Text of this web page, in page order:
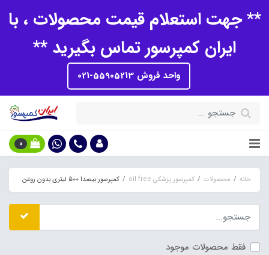
** جهت استعلام قیمت محصولات ، با
ایران کمپرسور تماس بگیرید **
واحد فروش 55905213-021
0
خانه محصولات کمپرسور پزشکی oil free کمپرسور بیصدا 500 لیتری بدون روغن
فقط محصولات موجود